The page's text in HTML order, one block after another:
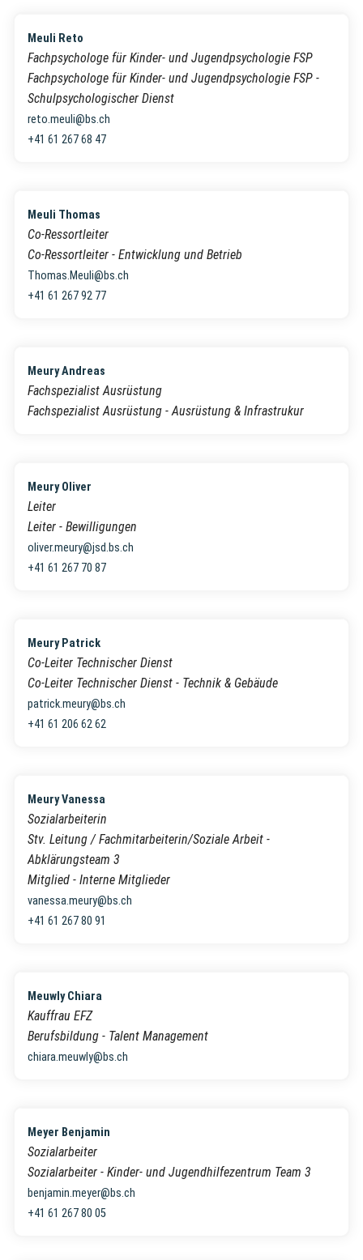
Meuli Reto
Fachpsychologe für Kinder- und Jugendpsychologie FSP
Fachpsychologe für Kinder- und Jugendpsychologie FSP -
Schulpsychologischer Dienst
reto.meuli@bs.ch
+41 61 267 68 47
Meuli Thomas
Co-Ressortleiter
Co-Ressortleiter - Entwicklung und Betrieb
Thomas.Meuli@bs.ch
+41 61 267 92 77
Meury Andreas
Fachspezialist Ausrüstung
Fachspezialist Ausrüstung - Ausrüstung & Infrastrukur
Meury Oliver
Leiter
Leiter - Bewilligungen
oliver.meury@jsd.bs.ch
+41 61 267 70 87
Meury Patrick
Co-Leiter Technischer Dienst
Co-Leiter Technischer Dienst - Technik & Gebäude
patrick.meury@bs.ch
+41 61 206 62 62
Meury Vanessa
Sozialarbeiterin
Stv. Leitung / Fachmitarbeiterin/Soziale Arbeit -
Abklärungsteam 3
Mitglied - Interne Mitglieder
vanessa.meury@bs.ch
+41 61 267 80 91
Meuwly Chiara
Kauffrau EFZ
Berufsbildung - Talent Management
chiara.meuwly@bs.ch
Meyer Benjamin
Sozialarbeiter
Sozialarbeiter - Kinder- und Jugendhilfezentrum Team 3
benjamin.meyer@bs.ch
+41 61 267 80 05